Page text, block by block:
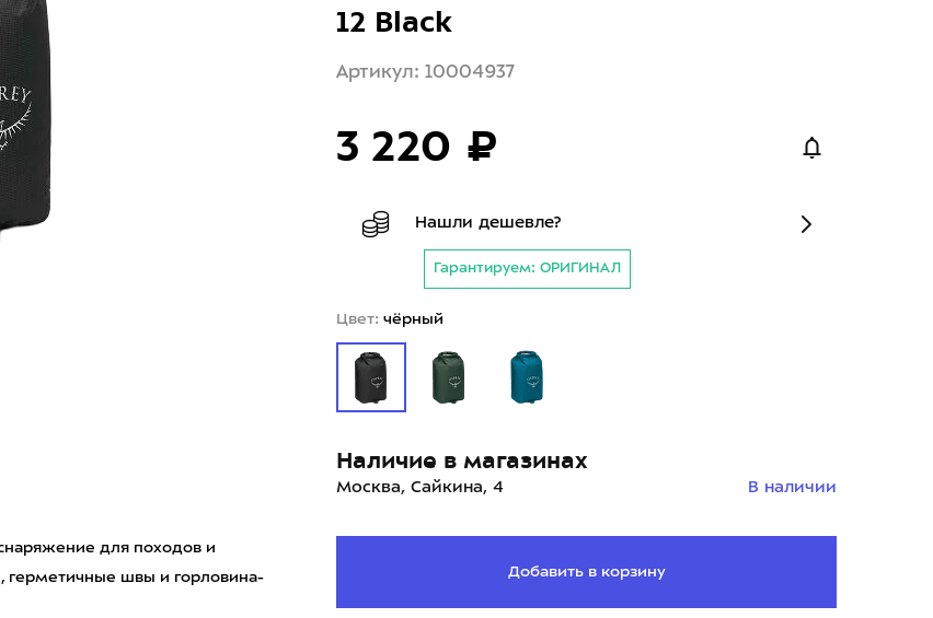
для походов и
герметичные швы и горловина-
12 Black
Артикул: 10004937
3 220 ₽
Нашли дешевле?
Гарантируем: ОРИГИНАЛ
Цвет: чёрный
Наличие в магазинах
Москва, Сайкина, 4 В наличии
Добавить в корзину